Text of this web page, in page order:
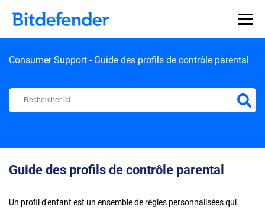
Consumer Support - Guide des profils de contrôle parental
Centre d'Assistance Bitdefender
Guide des profils de contrôle parental
Un profil d'enfant est un ensemble de règles personnalisées qui